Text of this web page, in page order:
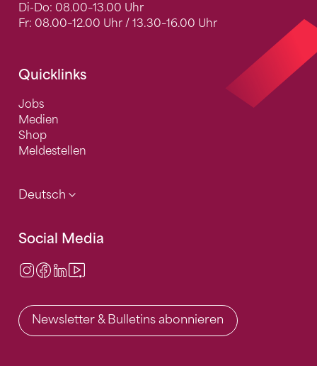
Di-Do: 08.00–13.00 Uhr
Fr: 08.00–12.00 Uhr / 13.30–16.00 Uhr
Quicklinks
Jobs
Medien
Shop
Meldestellen
Deutsch
Social Media
Instagram
Facebook
LinkedIn
Newsletter & Bulletins abonnieren